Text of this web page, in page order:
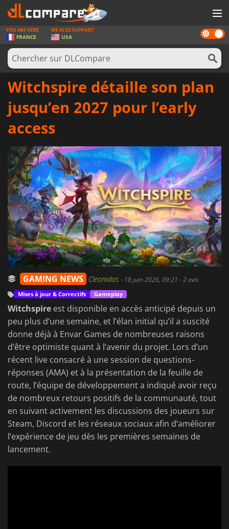
JEUX
CARTES PRÉPAYÉES
LOGICIELS
MATÉRIEL
SE CONNECTER OU S'INSCRIRE
Dark
mode
YOU ARE HERE
FRANCE
WE ALSO SUPPORT
USA
Witchspire détaille son plan
jusqu’en 2027 pour l’early
access
GAMING NEWS Cleonidas - 18 juin 2026, 09:21 - 2 avis
Mises à jour & Correctifs Gameplay
Witchspire est disponible en accès anticipé depuis un
peu plus d’une semaine, et l’élan initial qu’il a suscité
donne déjà à Envar Games de nombreuses raisons
d’être optimiste quant à l’avenir du projet. Lors d’un
récent live consacré à une session de questions-
réponses (AMA) et à la présentation de la feuille de
route, l’équipe de développement a indiqué avoir reçu
de nombreux retours positifs de la communauté, tout
en suivant activement les discussions des joueurs sur
Steam, Discord et les réseaux sociaux afin d’améliorer
l’expérience de jeu dès les premières semaines de
lancement.